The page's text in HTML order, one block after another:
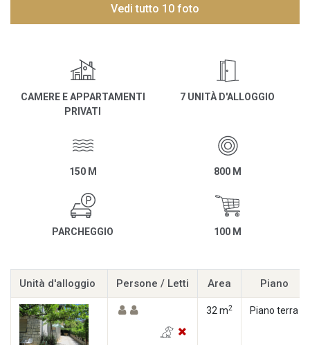
Vedi tutto 10 foto
CAMERE E APPARTAMENTI
PRIVATI
7 UNITÀ D'ALLOGGIO
150 M 800 M
PARCHEGGIO 100 M
Unità d'alloggio Persone / Letti Area Piano
32 m2 Piano terra